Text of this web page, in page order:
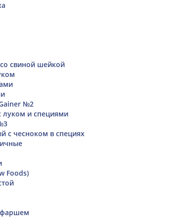
свиной шейкой
№2
луком и специями
с чесноком в специях
Foods)